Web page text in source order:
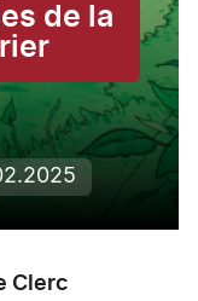
de la
Clerc